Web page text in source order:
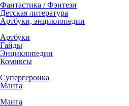
Фантастика / Фэнтези
Детская литература
Артбуки, энциклопедии
Артбуки
Гайды
Энциклопедии
Комиксы
Супергероика
Манга
Манга